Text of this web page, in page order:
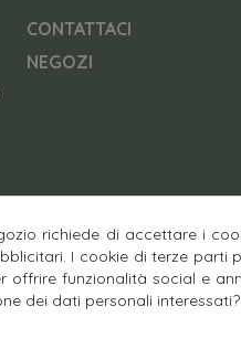
CONTATTACI
NEGOZI
richiede di accettare i
I cookie di terze
offrire funzionalità social e
dei dati personali interessati?